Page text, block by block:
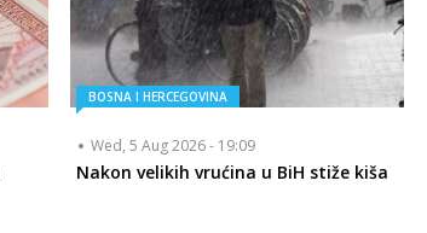
BOSNA I HERCEGOVINA
Wed, 5 Aug 2026 - 19:09
Nakon velikih vrućina u BiH stiže kiša